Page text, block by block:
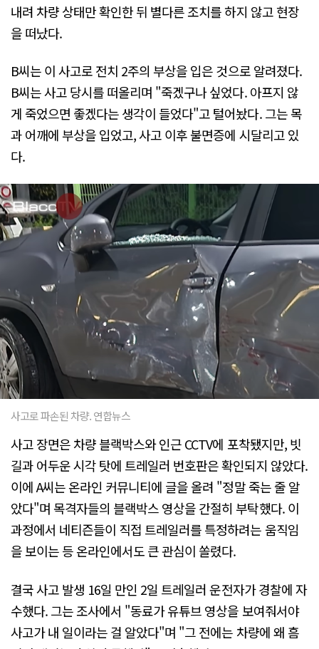
내려 차량 상태만 확인한 뒤 별다른 조치를 하지 않고 현장
을 떠났다.
B씨는 이 사고로 전치 2주의 부상을 입은 것으로 알려졌다.
B씨는 사고 당시를 떠올리며 "죽겠구나 싶었다. 아프지 않
게 죽었으면 좋겠다는 생각이 들었다"고 털어놨다. 그는 목
과 어깨에 부상을 입었고, 사고 이후 불면증에 시달리고 있
다.
사고로 파손된 차량. 연합뉴스
사고 장면은 차량 블랙박스와 인근 CCTV에 포착됐지만, 빗
길과 어두운 시각 탓에 트레일러 번호판은 확인되지 않았다.
이에 A씨는 온라인 커뮤니티에 글을 올려 "정말 죽는 줄 알
았다"며 목격자들의 블랙박스 영상을 간절히 부탁했다. 이
과정에서 네티즌들이 직접 트레일러를 특정하려는 움직임
을 보이는 등 온라인에서도 큰 관심이 쏠렸다.
결국 사고 발생 16일 만인 2일 트레일러 운전자가 경찰에 자
수했다. 그는 조사에서 "동료가 유튜브 영상을 보여줘서야
사고가 내 일이라는 걸 알았다"며 "그 전에는 차량에 왜 흠